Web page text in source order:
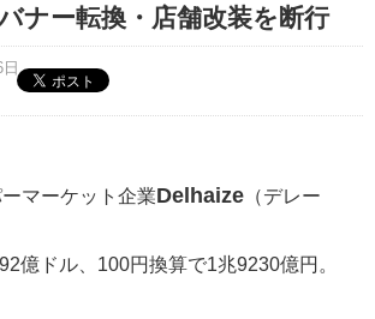
ナー転換・店舗改装を断行
マーケット企業Delhaize （デレー
億ドル、 100円換算で1兆9230億円。